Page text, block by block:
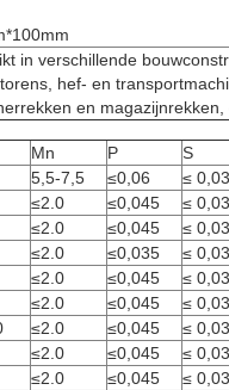
in verschillende
hef- en
en magazijnrekken,
Mn P S
5,5-7,5 ≤0,06 ≤ 0,03
≤2.0 ≤0,045 ≤ 0,03
≤2.0 ≤0,045 ≤ 0,03
≤2.0 ≤0,035 ≤ 0,03
≤2.0 ≤0,045 ≤ 0,03
≤2.0 ≤0,045 ≤ 0,03
≤2.0 ≤0,045 ≤ 0,03
≤2.0 ≤0,045 ≤ 0,03
≤2.0 ≤0,045 ≤ 0,03